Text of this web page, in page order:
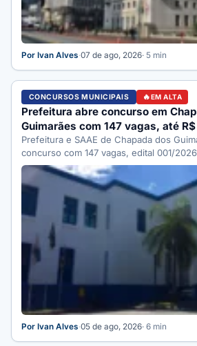
Por Ivan Alves·07 de ago, 2026· 5 min
CONCURSOS MUNICIPAIS EM ALTA
Prefeitura abre concurso em
Guimarães com 147 vagas, até
Prefeitura e SAAE de Chapada dos
concurso com 147 vagas, edital 001/
…
Por Ivan Alves·05 de ago, 2026· 6 min